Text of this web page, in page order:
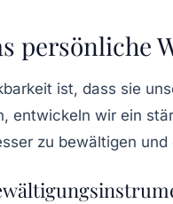
persönliche
ist, dass sie
entwickeln wir ein
zu bewältigen